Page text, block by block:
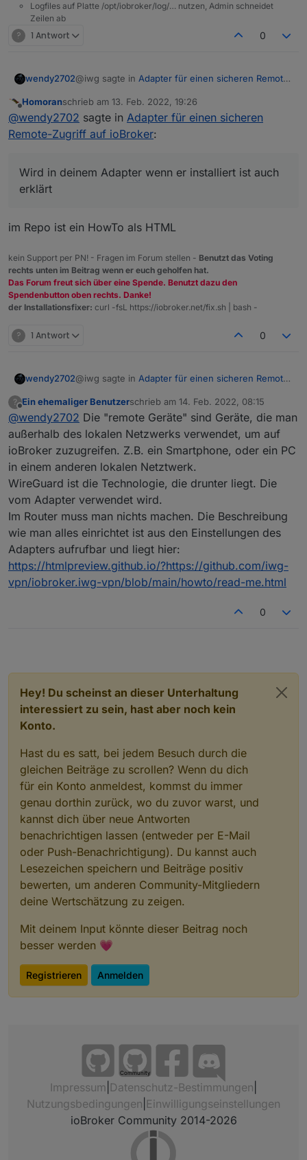
Logfiles auf Platte /opt/iobroker/log/… nutzen, Admin schneidet
Zeilen ab
? 1 Antwort 0
wendy2702@iwg sagte in Adapter für einen sicheren Remote-
@wendy2702einen Relay-Server braucht
man als gateway zwischen dem ioBroker host
und remote Geräten. Der ioBroker ist
erreichbar, genau so wie die remotes. Wenn
man von seinem iPhone aus auf den ioBroker
Was sind denn die „remote Geräte“ in deinem
Und wieso benötige ich den zusätzlich zu
WireGuard?
erklärt was man in seinem Router etc. machen
Offline
Homoranschrieb am 13. Feb. 2022, 19:26
zuletzt editiert von
@wendy2702 sagte in Adapter für einen sicheren
Remote-Zugriff auf ioBroker:
Wird in deinem Adapter wenn er installiert ist auch
erklärt
im Repo ist ein HowTo als HTML
kein Support per PN! - Fragen im Forum stellen - Benutzt das Voting
rechts unten im Beitrag wenn er euch geholfen hat.
Das Forum freut sich über eine Spende. Benutzt dazu den
Spendenbutton oben rechts. Danke!
der Installationsfixer: curl -fsL https://iobroker.net/fix.sh | bash -
? 1 Antwort 0
wendy2702@iwg sagte in Adapter für einen sicheren Remote-
@wendy2702 einen Relay-Server braucht
man als gateway zwischen dem ioBroker host
und remote Geräten. Der ioBroker ist
normalerweise nicht aus dem Internet
erreichbar, genau so wie die remotes. Wenn
man von seinem iPhone aus auf den ioBroker
zugreifen möchte, dann bräuchte man einen
gateway, der sowohl für den ioBroker als
auch für den iPhone erreichbar ist.
Was sind denn die „remote Geräte“ in deinem
Beispiel?
Und wieso benötige ich den zusätzlich zu
WireGuard?
Oder soll WireGuard bzw. dein Adapter in deinen
Ausführungen der Relay Server sein?
Wird in deinem Adapter wenn er installiert ist auch
erklärt was man in seinem Router etc. machen
muss damit der VPN aufgebaut werden kann?
?
Offline
Ein ehemaliger Benutzerschrieb am 14. Feb. 2022, 08:15
zuletzt editiert von
@wendy2702 Die "remote Geräte" sind Geräte, die man
außerhalb des lokalen Netzwerks verwendet, um auf
ioBroker zuzugreifen. Z.B. ein Smartphone, oder ein PC
in einem anderen lokalen Netztwerk.
WireGuard ist die Technologie, die drunter liegt. Die
vom Adapter verwendet wird.
Im Router muss man nichts machen. Die Beschreibung
wie man alles einrichtet ist aus den Einstellungen des
Adapters aufrufbar und liegt hier:
https://htmlpreview.github.io/?https://github.com/iwg-
vpn/iobroker.iwg-vpn/blob/main/howto/read-me.html
0
Hey! Du scheinst an dieser Unterhaltung
interessiert zu sein, hast aber noch kein
Konto.
Hast du es satt, bei jedem Besuch durch die
gleichen Beiträge zu scrollen? Wenn du dich
für ein Konto anmeldest, kommst du immer
genau dorthin zurück, wo du zuvor warst, und
kannst dich über neue Antworten
benachrichtigen lassen (entweder per E-Mail
oder Push-Benachrichtigung). Du kannst auch
Lesezeichen speichern und Beiträge positiv
bewerten, um anderen Community-Mitgliedern
deine Wertschätzung zu zeigen.
Mit deinem Input könnte dieser Beitrag noch
besser werden 💗
Registrieren Anmelden
Community
Impressum Datenschutz-Bestimmungen
Nutzungsbedingungen Einwilligungseinstellungen
ioBroker Community 2014-2026